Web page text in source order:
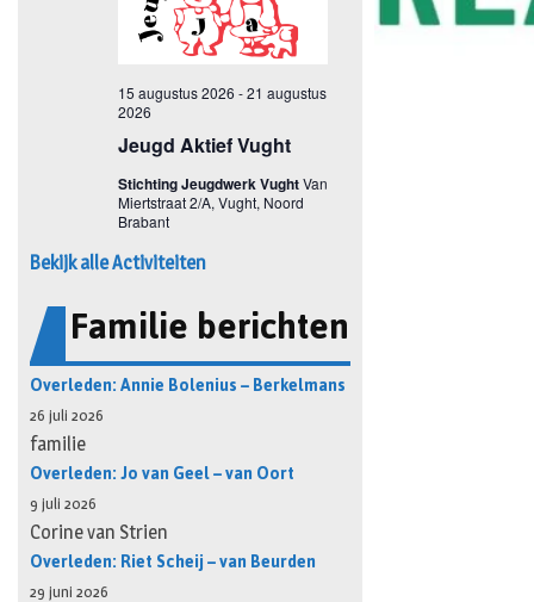
Bekijk alle Activiteiten
Familie berichten
Overleden: Annie Bolenius – Berkelmans
26 juli 2026
familie
Overleden: Jo van Geel – van Oort
9 juli 2026
Corine van Strien
Overleden: Riet Scheij – van Beurden
29 juni 2026